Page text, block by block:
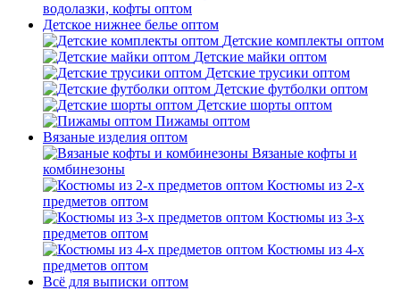
водолазки, кофты оптом
Детское нижнее белье оптом
Детские комплекты оптом
Детские майки оптом
Детские трусики оптом
Детские футболки оптом
Детские шорты оптом
Пижамы оптом
Вязаные изделия оптом
Вязаные кофты и
комбинезоны
Костюмы из 2-х
предметов оптом
Костюмы из 3-х
предметов оптом
Костюмы из 4-х
предметов оптом
Всё для выписки оптом